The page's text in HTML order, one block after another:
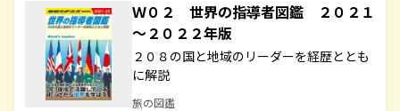
Ｗ０２ 世界の指導者図鑑 ２０２１
～２０２２年版
２０８の国と地域のリーダーを経歴ととも
に解説
旅の図鑑